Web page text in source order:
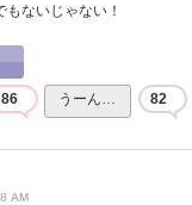
ないじゃない！
86 うーん… 82
AM